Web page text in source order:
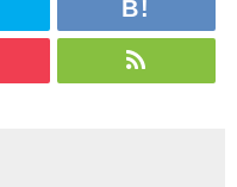
ナンタラ】